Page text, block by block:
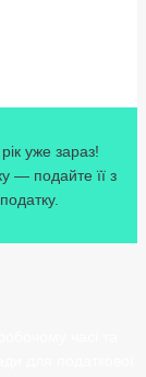
уже зараз!
— подайте її з